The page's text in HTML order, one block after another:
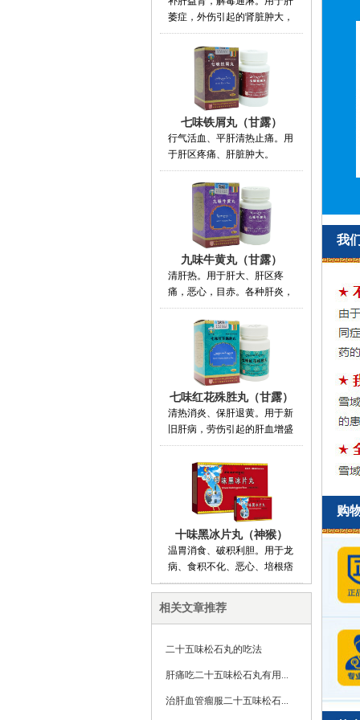
萎症，外伤引起的肾脏肿大，
七味铁屑丸（甘露）
行气活血、平肝清热止痛。用
于肝区疼痛、肝脏肿大。
九味牛黄丸（甘露）
清肝热。用于肝大、肝区疼
痛，恶心，目赤。各种肝炎，
培
七味红花殊胜丸（甘露）
清热消炎、保肝退黄。用于新
旧肝病，劳伤引起的肝血增盛
十味黑冰片丸（神猴）
温胃消食、破积利胆。用于龙
病、食积不化、恶心、培根痞
相关文章推荐
二十五味松石丸的吃法
肝痛吃二十五味松石丸有用...
治肝血管瘤服二十五味松石...
我
购